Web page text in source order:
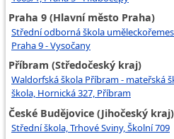
Praha 9 (Hlavní město Praha)
Střední odborná škola
Praha 9 - Vysočany
Příbram (Středočeský kraj)
Waldorfská škola Příbram - mateřská
škola, Hornická 327, Příbram
České Budějovice (Jihočeský kraj)
Střední škola, Trhové Sviny, Školní 709